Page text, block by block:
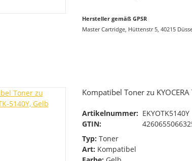
Hersteller gemäß GPSR
Master Cartridge, Hüttenstr 5, 40215
Kompatibel Toner zu
Artikelnummer: EKYOTK5140Y
GTIN:
Typ: Toner
Art: Kompatibel